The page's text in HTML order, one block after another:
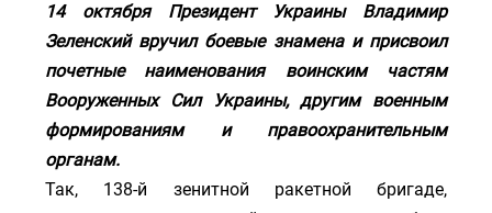
14 октября Президент Украины Владимир
Зеленский вручил боевые знамена и присвоил
почетные наименования воинским частям
Вооруженных Сил Украины, другим военным
формированиям и правоохранительным
органам.
Так, 138-й зенитной ракетной бригаде,